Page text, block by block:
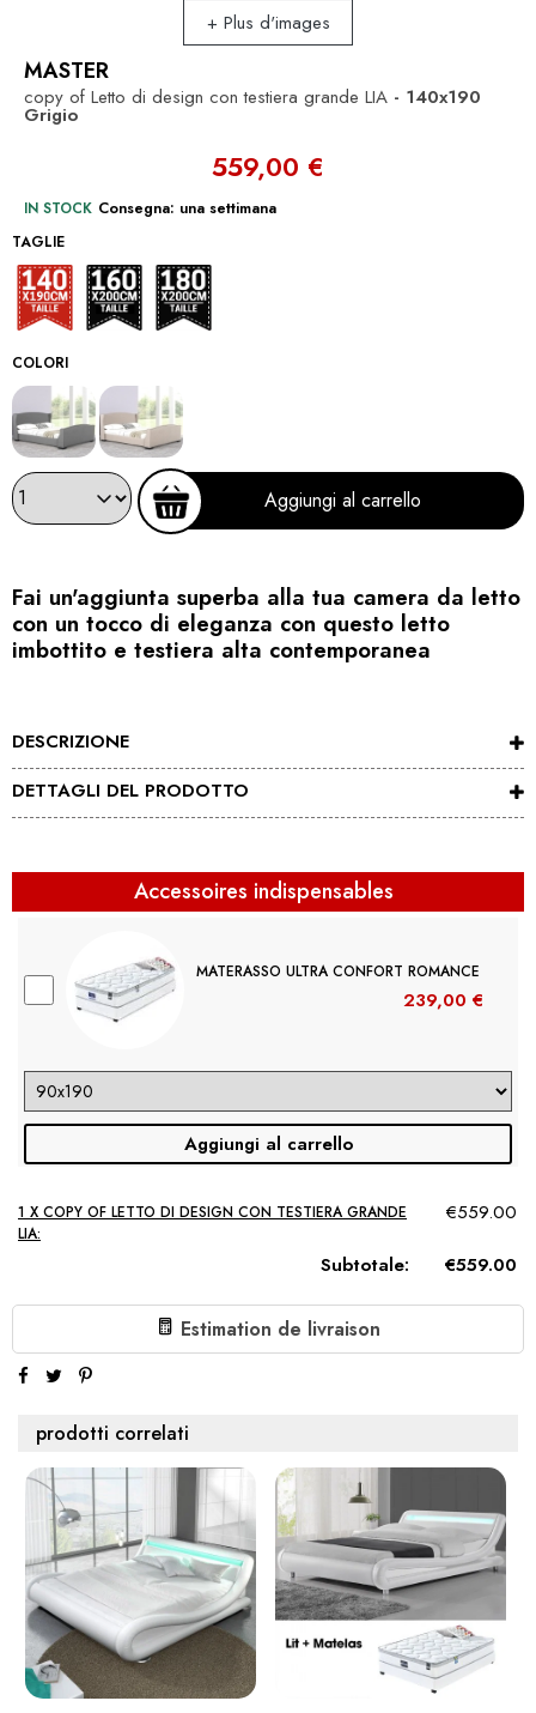
+ Plus d'images
MASTER
copy of Letto di design con testiera grande LIA - 140x190
Grigio
559,00 €
IN STOCK Consegna: una settimana
TAGLIE
140x190160x200180x200
COLORI
Aggiungi al carrello
Fai un'aggiunta superba alla tua camera da letto
con un tocco di eleganza con questo letto
imbottito e testiera alta contemporanea
DESCRIZIONE
DETTAGLI DEL PRODOTTO
Accessoires indispensables
MATERASSO ULTRA CONFORT ROMANCE
239,00 €
Aggiungi al carrello
1 X COPY OF LETTO DI DESIGN CON TESTIERA GRANDE
LIA:
€559.00
Subtotale:
€559.00
Estimation de livraison
prodotti correlati